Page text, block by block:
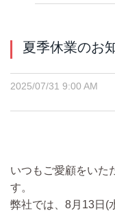
夏季休業のお
2025/07/31 9:00 AM
いつもご愛顧をいた
す。
弊社では、 8月13日(